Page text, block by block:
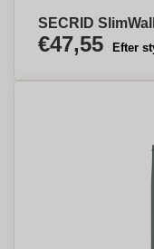
SECRID
€47,55 Efter